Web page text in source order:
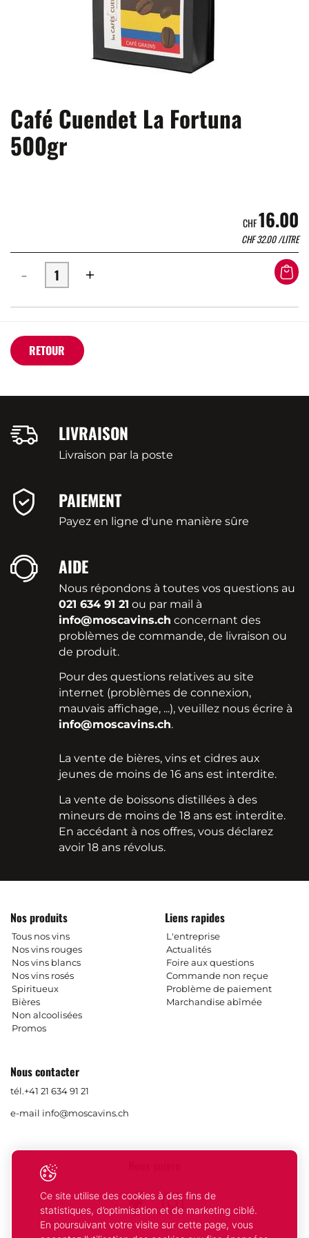
Café Cuendet La Fortuna
500gr
CHF16.00
CHF32.00/LITRE
- +
RETOUR
LIVRAISON
Livraison par la poste
PAIEMENT
Payez en ligne d'une manière sûre
AIDE
Nous répondons à toutes vos questions au
021 634 91 21 ou par mail à
info@moscavins.ch concernant des
problèmes de commande, de livraison ou
de produit.
Pour des questions relatives au site
internet (problèmes de connexion,
mauvais affichage, ...), veuillez nous écrire à
info@moscavins.ch.
La vente de bières, vins et cidres aux
jeunes de moins de 16 ans est interdite.
La vente de boissons distillées à des
mineurs de moins de 18 ans est interdite.
En accédant à nos offres, vous déclarez
avoir 18 ans révolus.
Nos produits
Tous nos vins
Nos vins rouges
Nos vins blancs
Nos vins rosés
Spiritueux
Bières
Non alcoolisées
Promos
Liens rapides
L'entreprise
Actualités
Foire aux questions
Commande non reçue
Problème de paiement
Marchandise abîmée
Nous contacter
tél.+41 21 634 91 21
e-mail info@moscavins.ch
Facebook
Instagram
Ce site utilise des cookies à des fins de
statistiques, d’optimisation et de marketing ciblé.
En poursuivant votre visite sur cette page, vous